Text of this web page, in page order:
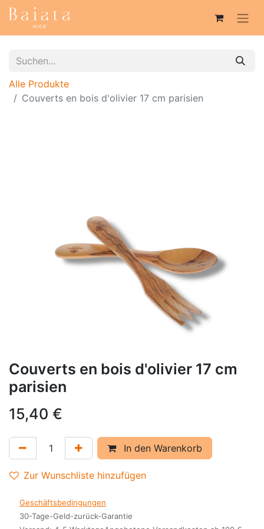
Alle Produkte
Couverts en bois d'olivier 17 cm parisien
Couverts en bois d'olivier 17 cm
parisien
15,40 €
In den Warenkorb
Zur Wunschliste hinzufügen
Geschäftsbedingungen
30-Tage-Geld-zurück-Garantie